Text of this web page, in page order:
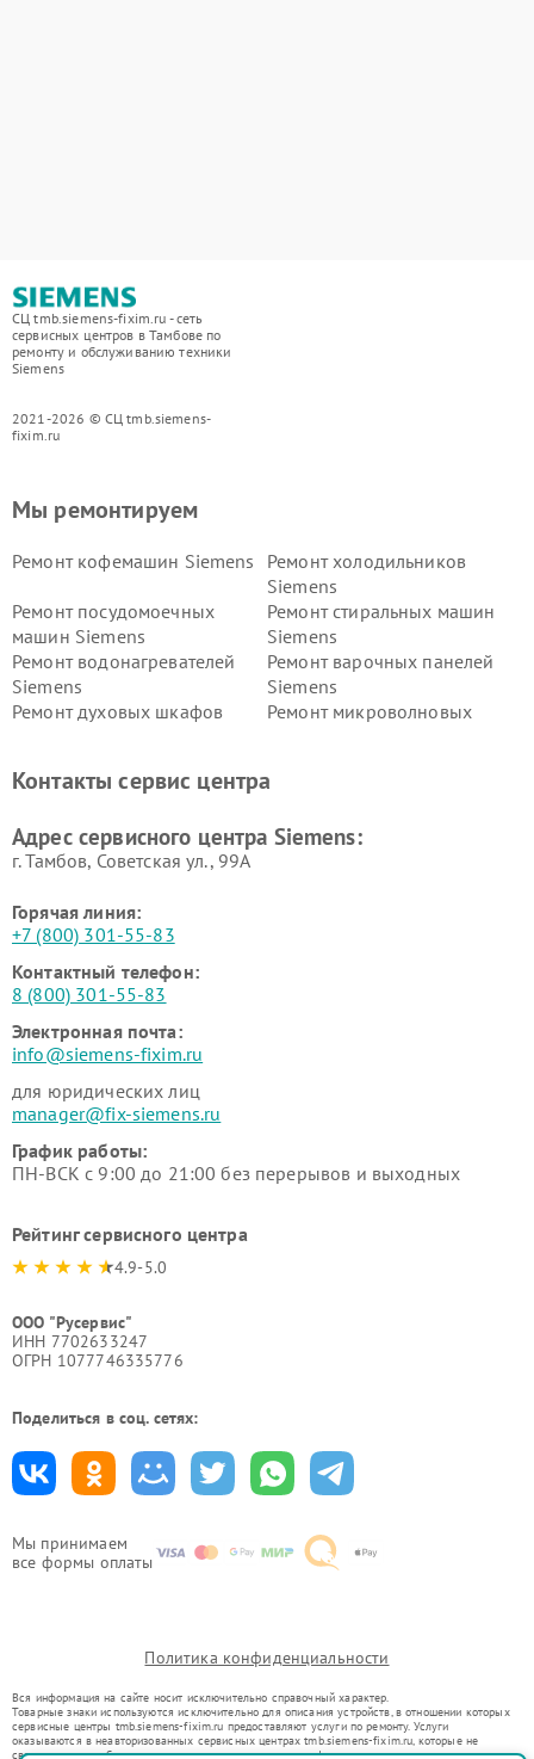
СЦ tmb.siemens-fixim.ru - сеть
сервисных центров в Тамбове по
ремонту и обслуживанию техники
Siemens
2021-2026 © СЦ tmb.siemens-
fixim.ru
Мы принимаем
все формы оплаты
Мы ремонтируем
Ремонт кофемашин Siemens
Ремонт холодильников
Siemens
Ремонт посудомоечных
машин Siemens
Ремонт стиральных машин
Siemens
Ремонт водонагревателей
Siemens
Ремонт варочных панелей
Siemens
Ремонт духовых шкафов
Ремонт микроволновых
Siemens
Siemens
Siemens
Siemens
Контакты сервис центра
Адрес сервисного центра Siemens:
г. Тамбов, Советская ул., 99А
Горячая линия:
+7 (800) 301-55-83
Контактный телефон:
8 (800) 301-55-83
Электронная почта:
info@siemens-fixim.ru
для юридических лиц
manager@fix-siemens.ru
График работы:
ПН-ВСК с 9:00 до 21:00 без перерывов и выходных
Рейтинг сервисного центра
4.9-5.0
ООО "Русервис"
ИНН 7702633247
ОГРН 1077746335776
Поделиться в соц. сетях:
Политика конфиденциальности
Вся информация на сайте носит исключительно справочный характер.
Товарные знаки используются исключительно для описания устройств, в отношении которых
сервисные центры tmb.siemens-fixim.ru предоставляют услуги по ремонту. Услуги
оказываются в неавторизованных сервисных центрах tmb.siemens-fixim.ru, которые не
связаны с правообладателями товарных знаков или их официальными представителями.